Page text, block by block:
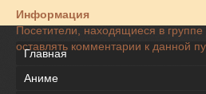
Информация
Посетители, находящиеся в группе
оставлять комментарии к данной
Главная
Аниме